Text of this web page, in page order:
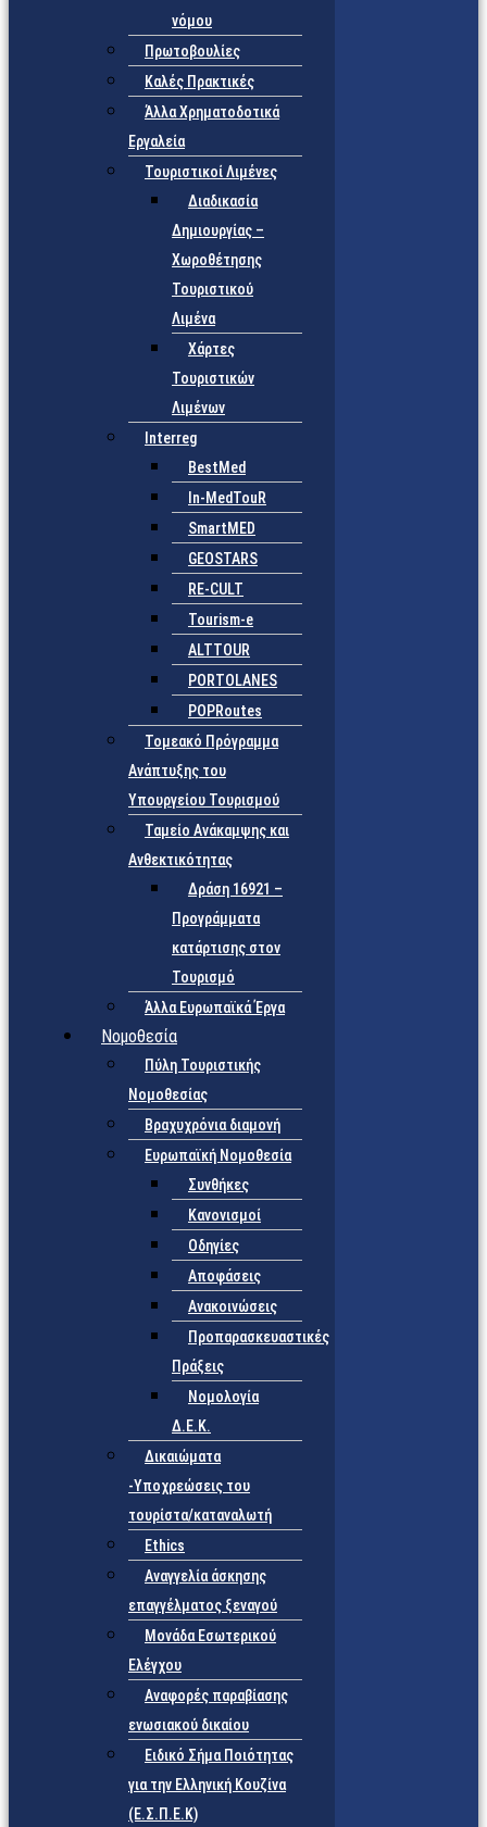
νόμου
Πρωτοβουλίες
Καλές Πρακτικές
Άλλα Χρηματοδοτικά
Εργαλεία
Τουριστικοί Λιμένες
Διαδικασία
Δημιουργίας –
Χωροθέτησης
Τουριστικού
Λιμένα
Χάρτες
Τουριστικών
Λιμένων
Interreg
BestMed
In-MedTouR
SmartMED
GEOSTARS
RE-CULT
Tourism-e
ALTTOUR
PORTOLANES
POPRoutes
Τομεακό Πρόγραμμα
Ανάπτυξης του
Υπουργείου Τουρισμού
Ταμείο Ανάκαμψης και
Ανθεκτικότητας
Δράση 16921 –
Προγράμματα
κατάρτισης στον
Τουρισμό
Άλλα Ευρωπαϊκά Έργα
Νομοθεσία
Πύλη Τουριστικής
Νομοθεσίας
Βραχυχρόνια διαμονή
Ευρωπαϊκή Νομοθεσία
Συνθήκες
Κανονισμοί
Οδηγίες
Αποφάσεις
Ανακοινώσεις
Προπαρασκευαστικές
Πράξεις
Νομολογία
Δ.Ε.Κ.
Δικαιώματα
-Υποχρεώσεις του
τουρίστα/καταναλωτή
Ethics
Αναγγελία άσκησης
επαγγέλματος ξεναγού
Μονάδα Εσωτερικού
Ελέγχου
Αναφορές παραβίασης
ενωσιακού δικαίου
Ειδικό Σήμα Ποιότητας
για την Ελληνική Κουζίνα
(Ε.Σ.Π.Ε.Κ)